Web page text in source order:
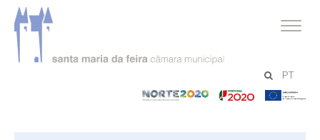
PT
Norte
Portugal
serviços